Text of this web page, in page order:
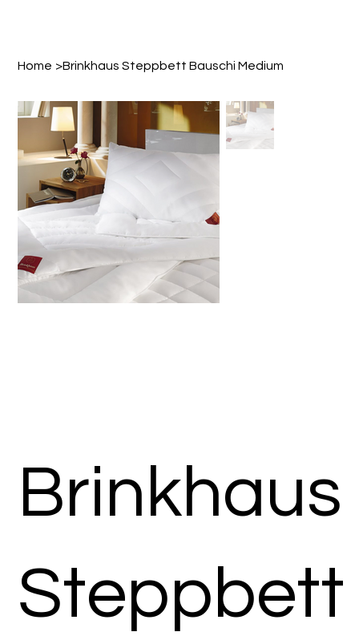
Home >Brinkhaus Steppbett Bauschi Medium
Brinkhaus
Steppbett